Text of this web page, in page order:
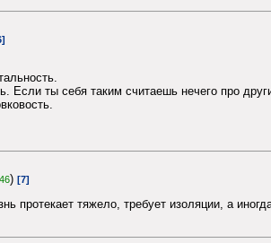
Если ты себя таким считаешь нечего про
) [7]
протекает тяжело, требует изоляции, а